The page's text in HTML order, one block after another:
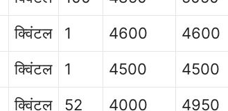
क्विंटल 1 4600 4600
क्विंटल 1 4500 4500
क्विंटल 52 4000 4950